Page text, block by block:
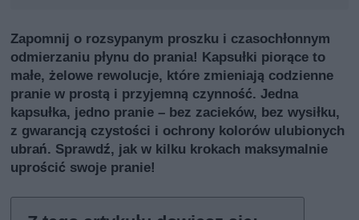
Zapomnij o rozsypanym proszku i czasochłonnym
odmierzaniu płynu do prania! Kapsułki piorące to
małe, żelowe rewolucje, które zmieniają codzienne
pranie w prostą i przyjemną czynność. Jedna
kapsułka, jedno pranie – bez zacieków, bez wysiłku,
z gwarancją czystości i ochrony kolorów ulubionych
ubrań. Sprawdź, jak w kilku krokach maksymalnie
uprościć swoje pranie!